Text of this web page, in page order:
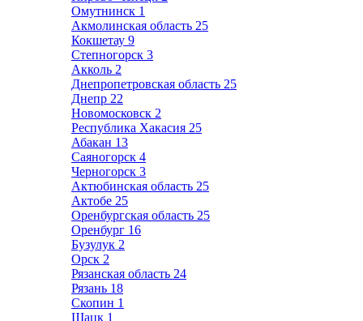
Омутнинск 1
Акмолинская область 25
Кокшетау 9
Степногорск 3
Акколь 2
Днепропетровская область 25
Днепр 22
Новомосковск 2
Республика Хакасия 25
Абакан 13
Саяногорск 4
Черногорск 3
Актюбинская область 25
Актобе 25
Оренбургская область 25
Оренбург 16
Бузулук 2
Орск 2
Рязанская область 24
Рязань 18
Скопин 1
Шацк 1